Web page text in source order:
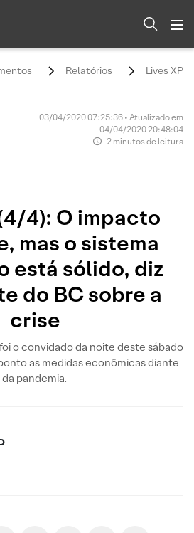
Relatórios Lives XP
03/04/2020 07:25:36 • Atualizado em
04/04/2020 20:48:04
2 minutos de leitura
4): O impacto
mas o sistema
está sólido, diz
do BC sobre a
crise
o convidado da noite deste sábado
as medidas econômicas diante
da pandemia.